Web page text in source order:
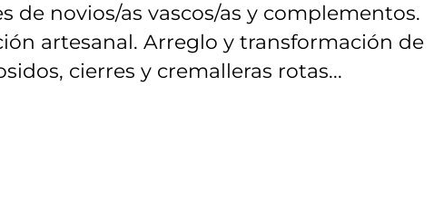
de novios/as vascos/as y complementos.
artesanal. Arreglo y transformación de
cierres y cremalleras rotas...